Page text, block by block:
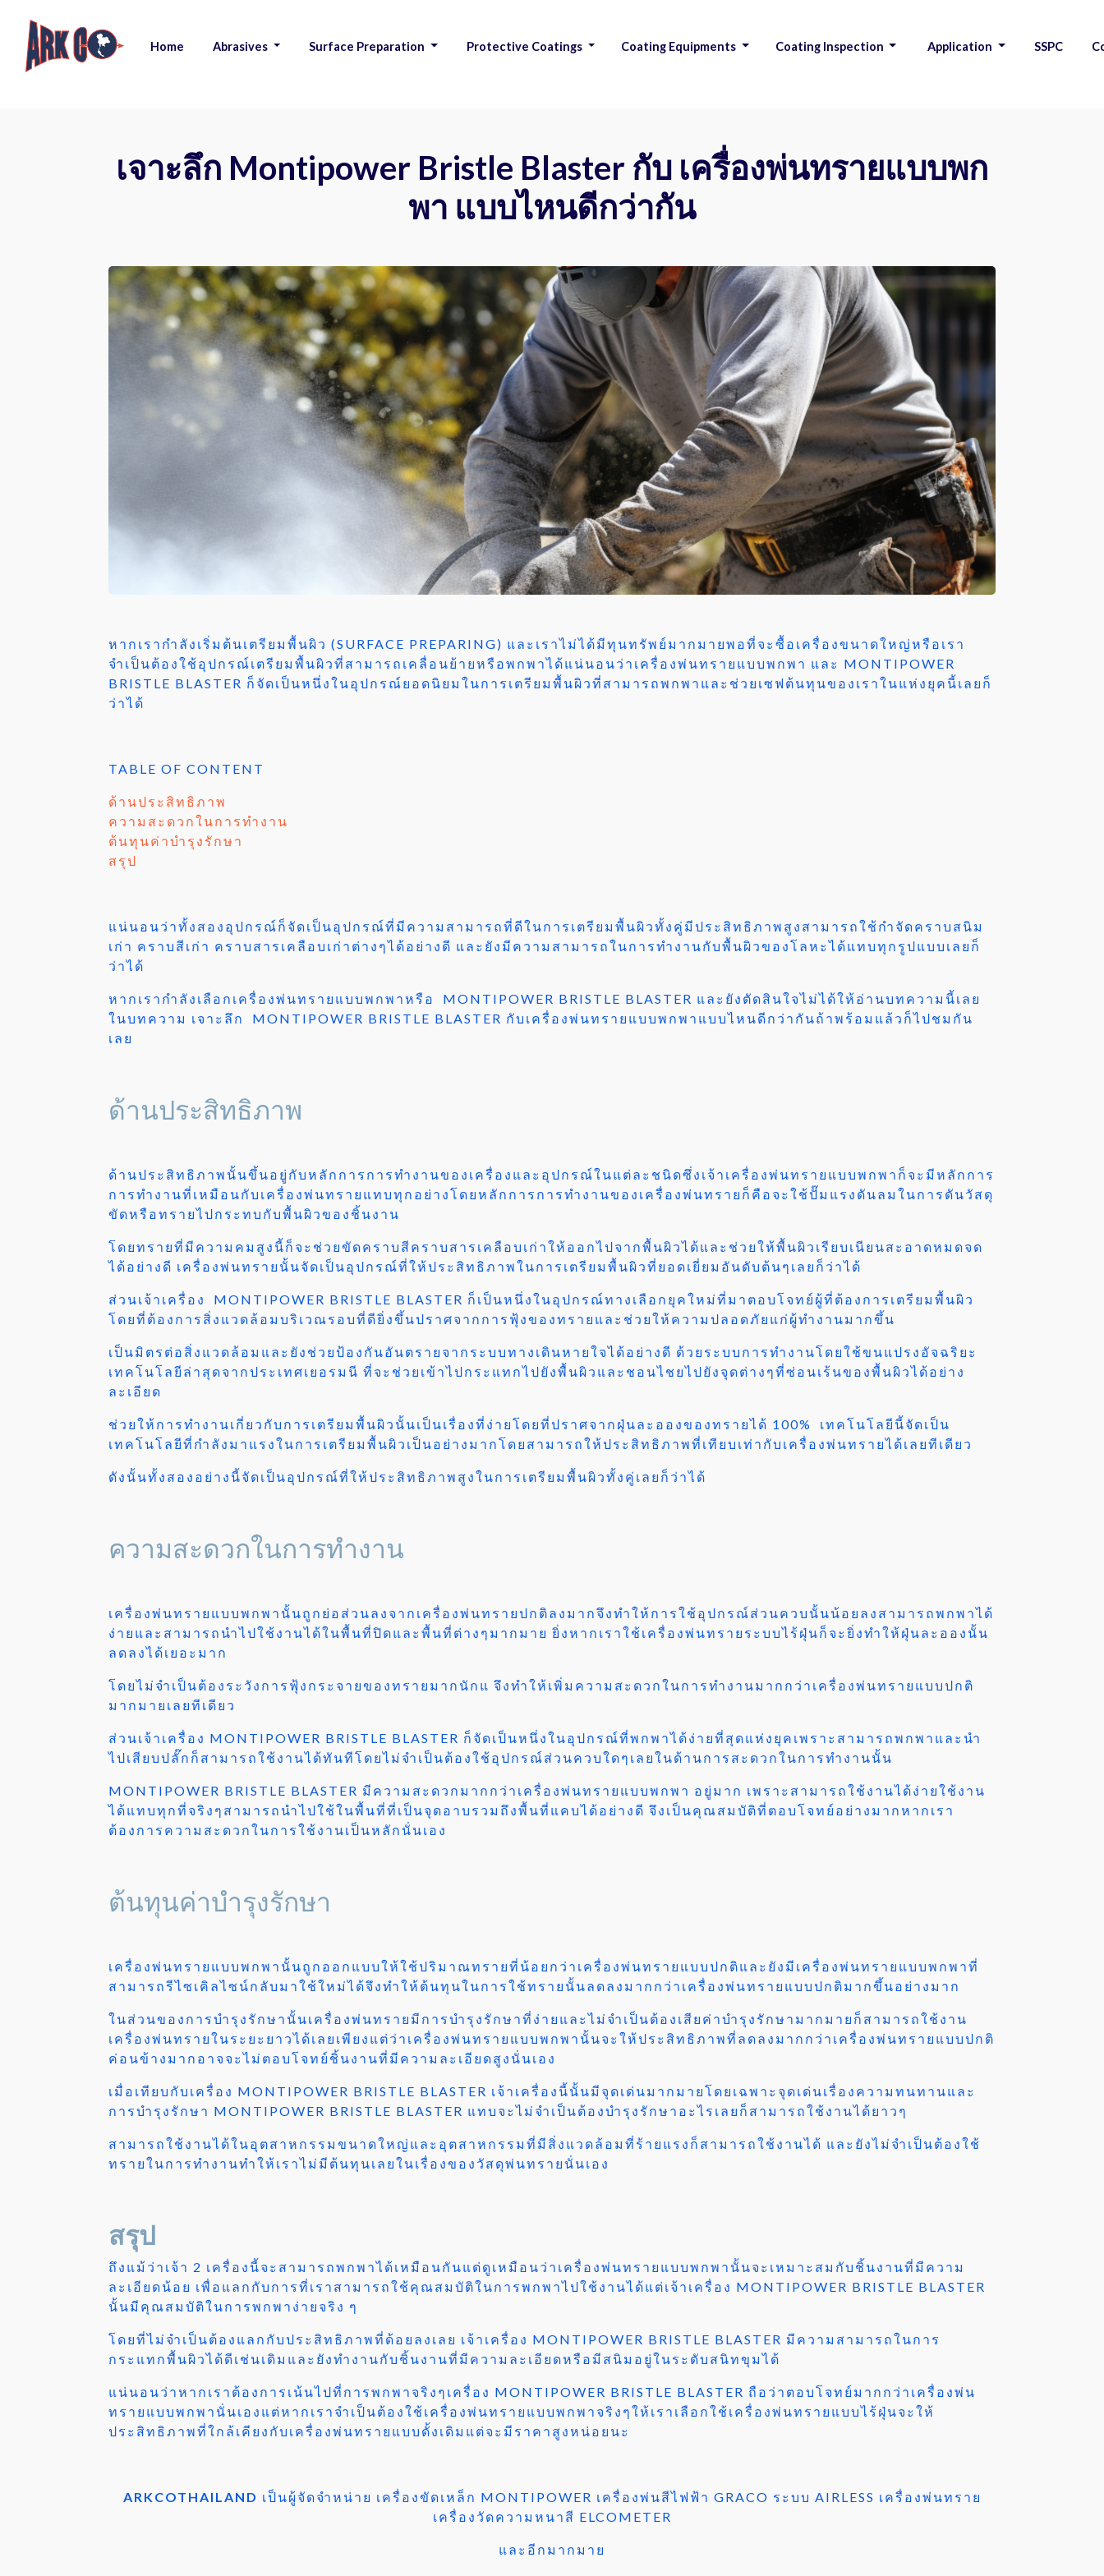
Home Abrasives Surface Preparation Protective Coatings Coating Equipments Coating Inspection Application SSPC
เจาะลึก Montipower Bristle Blaster กับ เครื่องพ่นทรายแบบพก
พา แบบไหนดีกว่ากัน
หากเรากำลังเริ่มต้นเตรียมพื้นผิว (SURFACE PREPARING) และเราไม่ได้มีทุนทรัพย์มากมายพอที่จะซื้อเครื่องขนาดใหญ่หรือเรา
จำเป็นต้องใช้อุปกรณ์เตรียมพื้นผิวที่สามารถเคลื่อนย้ายหรือพกพาได้แน่นอนว่าเครื่องพ่นทรายแบบพกพา และ MONTIPOWER
BRISTLE BLASTER ก็จัดเป็นหนึ่งในอุปกรณ์ยอดนิยมในการเตรียมพื้นผิวที่สามารถพกพาและช่วยเซฟต้นทุนของเราในแห่งยุคนี้เลยก็
ว่าได้
TABLE OF CONTENT
ด้านประสิทธิภาพ
ความสะดวกในการทำงาน
ต้นทุนค่าบำรุงรักษา
สรุป
แน่นอนว่าทั้งสองอุปกรณ์ก็จัดเป็นอุปกรณ์ที่มีความสามารถที่ดีในการเตรียมพื้นผิวทั้งคู่มีประสิทธิภาพสูงสามารถใช้กำจัดคราบสนิม
เก่า คราบสีเก่า คราบสารเคลือบเก่าต่างๆได้อย่างดี และยังมีความสามารถในการทำงานกับพื้นผิวของโลหะได้แทบทุกรูปแบบเลยก็
ว่าได้
หากเรากำลังเลือกเครื่องพ่นทรายแบบพกพาหรือ MONTIPOWER BRISTLE BLASTER และยังตัดสินใจไม่ได้ให้อ่านบทความนี้เลย
ในบทความ เจาะลึก MONTIPOWER BRISTLE BLASTER กับเครื่องพ่นทรายแบบพกพาแบบไหนดีกว่ากันถ้าพร้อมแล้วก็ไปชมกัน
เลย
ด้านประสิทธิภาพ
ด้านประสิทธิภาพนั้นขึ้นอยู่กับหลักการการทำงานของเครื่องและอุปกรณ์ในแต่ละชนิดซึ่งเจ้าเครื่องพ่นทรายแบบพกพาก็จะมีหลักการ
การทำงานที่เหมือนกับเครื่องพ่นทรายแทบทุกอย่างโดยหลักการการทำงานของเครื่องพ่นทรายก็คือจะใช้ปั๊มแรงดันลมในการดันวัสดุ
ขัดหรือทรายไปกระทบกับพื้นผิวของชิ้นงาน
โดยทรายที่มีความคมสูงนี้ก็จะช่วยขัดคราบสีคราบสารเคลือบเก่าให้ออกไปจากพื้นผิวได้และช่วยให้พื้นผิวเรียบเนียนสะอาดหมดจด
ได้อย่างดี เครื่องพ่นทรายนั้นจัดเป็นอุปกรณ์ที่ให้ประสิทธิภาพในการเตรียมพื้นผิวที่ยอดเยี่ยมอันดับต้นๆเลยก็ว่าได้
ส่วนเจ้าเครื่อง MONTIPOWER BRISTLE BLASTER ก็เป็นหนึ่งในอุปกรณ์ทางเลือกยุคใหม่ที่มาตอบโจทย์ผู้ที่ต้องการเตรียมพื้นผิว
โดยที่ต้องการสิ่งแวดล้อมบริเวณรอบที่ดียิ่งขึ้นปราศจากการฟุ้งของทรายและช่วยให้ความปลอดภัยแก่ผู้ทำงานมากขึ้น
เป็นมิตรต่อสิ่งแวดล้อมและยังช่วยป้องกันอันตรายจากระบบทางเดินหายใจได้อย่างดี ด้วยระบบการทำงานโดยใช้ขนแปรงอัจฉริยะ
เทคโนโลยีล่าสุดจากประเทศเยอรมนี ที่จะช่วยเข้าไปกระแทกไปยังพื้นผิวและชอนไชยไปยังจุดต่างๆที่ซ่อนเร้นของพื้นผิวได้อย่าง
ละเอียด
ช่วยให้การทำงานเกี่ยวกับการเตรียมพื้นผิวนั้นเป็นเรื่องที่ง่ายโดยที่ปราศจากฝุ่นละอองของทรายได้ 100% เทคโนโลยีนี้จัดเป็น
เทคโนโลยีที่กำลังมาแรงในการเตรียมพื้นผิวเป็นอย่างมากโดยสามารถให้ประสิทธิภาพที่เทียบเท่ากับเครื่องพ่นทรายได้เลยทีเดียว
ดังนั้นทั้งสองอย่างนี้จัดเป็นอุปกรณ์ที่ให้ประสิทธิภาพสูงในการเตรียมพื้นผิวทั้งคู่เลยก็ว่าได้
ความสะดวกในการทำงาน
เครื่องพ่นทรายแบบพกพานั้นถูกย่อส่วนลงจากเครื่องพ่นทรายปกติลงมากจึงทำให้การใช้อุปกรณ์ส่วนควบนั้นน้อยลงสามารถพกพาได้
ง่ายและสามารถนำไปใช้งานได้ในพื้นที่ปิดและพื้นที่ต่างๆมากมาย ยิ่งหากเราใช้เครื่องพ่นทรายระบบไร้ฝุ่นก็จะยิ่งทำให้ฝุ่นละอองนั้น
ลดลงได้เยอะมาก
โดยไม่จำเป็นต้องระวังการฟุ้งกระจายของทรายมากนักแ จึงทำให้เพิ่มความสะดวกในการทำงานมากกว่าเครื่องพ่นทรายแบบปกติ
มากมายเลยทีเดียว
ส่วนเจ้าเครื่อง MONTIPOWER BRISTLE BLASTER ก็จัดเป็นหนึ่งในอุปกรณ์ที่พกพาได้ง่ายที่สุดแห่งยุคเพราะสามารถพกพาและนำ
ไปเสียบปลั๊กก็สามารถใช้งานได้ทันทีโดยไม่จำเป็นต้องใช้อุปกรณ์ส่วนควบใดๆเลยในด้านการสะดวกในการทำงานนั้น
MONTIPOWER BRISTLE BLASTER มีความสะดวกมากกว่าเครื่องพ่นทรายแบบพกพา อยู่มาก เพราะสามารถใช้งานได้ง่ายใช้งาน
ได้แทบทุกที่จริงๆสามารถนำไปใช้ในพื้นที่ที่เป็นจุดอาบรวมถึงพื้นที่แคบได้อย่างดี จึงเป็นคุณสมบัติที่ตอบโจทย์อย่างมากหากเรา
ต้องการความสะดวกในการใช้งานเป็นหลักนั่นเอง
ต้นทุนค่าบำรุงรักษา
เครื่องพ่นทรายแบบพกพานั้นถูกออกแบบให้ใช้ปริมาณทรายที่น้อยกว่าเครื่องพ่นทรายแบบปกติและยังมีเครื่องพ่นทรายแบบพกพาที่
สามารถรีไซเคิลไซน์กลับมาใช้ใหม่ได้จึงทำให้ต้นทุนในการใช้ทรายนั้นลดลงมากกว่าเครื่องพ่นทรายแบบปกติมากขึ้นอย่างมาก
ในส่วนของการบำรุงรักษานั้นเครื่องพ่นทรายมีการบำรุงรักษาที่ง่ายและไม่จำเป็นต้องเสียค่าบำรุงรักษามากมายก็สามารถใช้งาน
เครื่องพ่นทรายในระยะยาวได้เลยเพียงแต่ว่าเครื่องพ่นทรายแบบพกพานั้นจะให้ประสิทธิภาพที่ลดลงมากกว่าเครื่องพ่นทรายแบบปกติ
ค่อนข้างมากอาจจะไม่ตอบโจทย์ชิ้นงานที่มีความละเอียดสูงนั่นเอง
เมื่อเทียบกับเครื่อง MONTIPOWER BRISTLE BLASTER เจ้าเครื่องนี้นั้นมีจุดเด่นมากมายโดยเฉพาะจุดเด่นเรื่องความทนทานและ
การบำรุงรักษา MONTIPOWER BRISTLE BLASTER แทบจะไม่จำเป็นต้องบำรุงรักษาอะไรเลยก็สามารถใช้งานได้ยาวๆ
สามารถใช้งานได้ในอุตสาหกรรมขนาดใหญ่และอุตสาหกรรมที่มีสิ่งแวดล้อมที่ร้ายแรงก็สามารถใช้งานได้ และยังไม่จำเป็นต้องใช้
ทรายในการทำงานทำให้เราไม่มีต้นทุนเลยในเรื่องของวัสดุพ่นทรายนั่นเอง
สรุป
ถึงแม้ว่าเจ้า 2 เครื่องนี้จะสามารถพกพาได้เหมือนกันแต่ดูเหมือนว่าเครื่องพ่นทรายแบบพกพานั้นจะเหมาะสมกับชิ้นงานที่มีความ
ละเอียดน้อย เพื่อแลกกับการที่เราสามารถใช้คุณสมบัติในการพกพาไปใช้งานได้แต่เจ้าเครื่อง MONTIPOWER BRISTLE BLASTER
นั้นมีคุณสมบัติในการพกพาง่ายจริง ๆ
โดยที่ไม่จำเป็นต้องแลกกับประสิทธิภาพที่ด้อยลงเลย เจ้าเครื่อง MONTIPOWER BRISTLE BLASTER มีความสามารถในการ
กระแทกพื้นผิวได้ดีเช่นเดิมและยังทำงานกับชิ้นงานที่มีความละเอียดหรือมีสนิมอยู่ในระดับสนิทขุมได้
แน่นอนว่าหากเราต้องการเน้นไปที่การพกพาจริงๆเครื่อง MONTIPOWER BRISTLE BLASTER ถือว่าตอบโจทย์มากกว่าเครื่องพ่น
ทรายแบบพกพานั่นเองแต่หากเราจำเป็นต้องใช้เครื่องพ่นทรายแบบพกพาจริงๆให้เราเลือกใช้เครื่องพ่นทรายแบบไร้ฝุ่นจะให้
ประสิทธิภาพที่ใกล้เคียงกับเครื่องพ่นทรายแบบดั้งเดิมแต่จะมีราคาสูงหน่อยนะ
ARKCOTHAILAND เป็นผู้จัดจำหน่าย เครื่องขัดเหล็ก MONTIPOWER เครื่องพ่นสีไฟฟ้า GRACO ระบบ AIRLESS เครื่องพ่นทราย
เครื่องวัดความหนาสี ELCOMETER
และอีกมากมาย